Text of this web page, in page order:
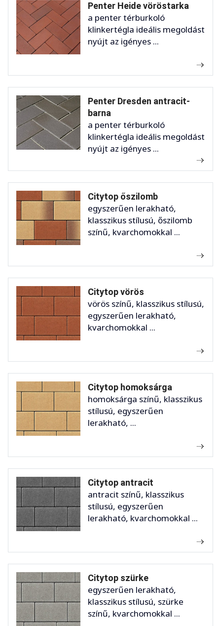
Penter Heide vöröstarka
a penter térburkoló
klinkertégla ideális megoldást
nyújt az igényes ...
Penter Dresden antracit-
barna
a penter térburkoló
klinkertégla ideális megoldást
nyújt az igényes ...
Citytop őszilomb
egyszerűen lerakható,
klasszikus stílusú, őszilomb
színű, kvarchomokkal ...
Citytop vörös
vörös színű, klasszikus stílusú,
egyszerűen lerakható,
kvarchomokkal ...
Citytop homoksárga
homoksárga színű, klasszikus
stílusú, egyszerűen
lerakható, ...
Citytop antracit
antracit színű, klasszikus
stílusú, egyszerűen
lerakható, kvarchomokkal ...
Citytop szürke
egyszerűen lerakható,
klasszikus stílusú, szürke
színű, kvarchomokkal ...